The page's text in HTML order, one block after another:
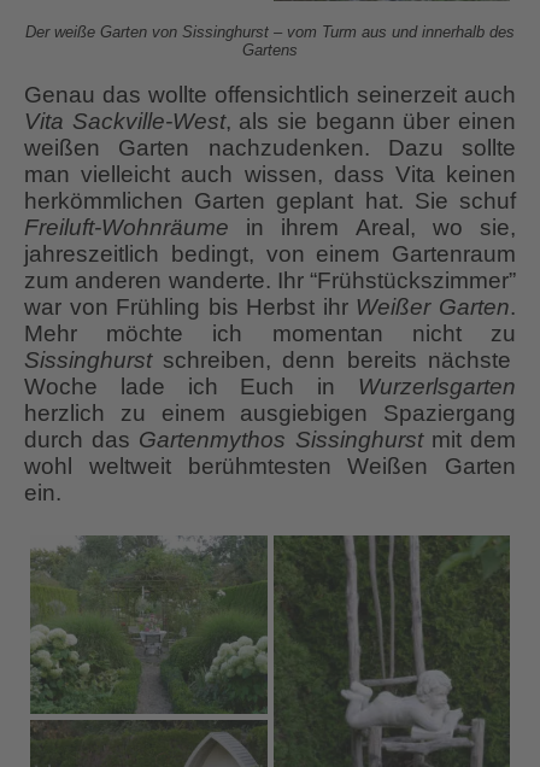
Der weiße Garten von Sissinghurst – vom Turm aus und innerhalb des
Gartens
Genau das wollte offensichtlich seinerzeit auch
Vita Sackville-West, als sie begann über einen
weißen Garten nachzudenken. Dazu sollte
man vielleicht auch wissen, dass Vita keinen
herkömmlichen Garten geplant hat. Sie schuf
Freiluft-Wohnräume in ihrem Areal, wo sie,
jahreszeitlich bedingt, von einem Gartenraum
zum anderen wanderte. Ihr “Frühstückszimmer”
war von Frühling bis Herbst ihr Weißer Garten.
Mehr möchte ich momentan nicht zu
Sissinghurst schreiben, denn bereits nächste
Woche lade ich Euch in Wurzerlsgarten
herzlich zu einem ausgiebigen Spaziergang
durch das Gartenmythos Sissinghurstmit dem
wohl weltweit berühmtesten Weißen Garten
ein.